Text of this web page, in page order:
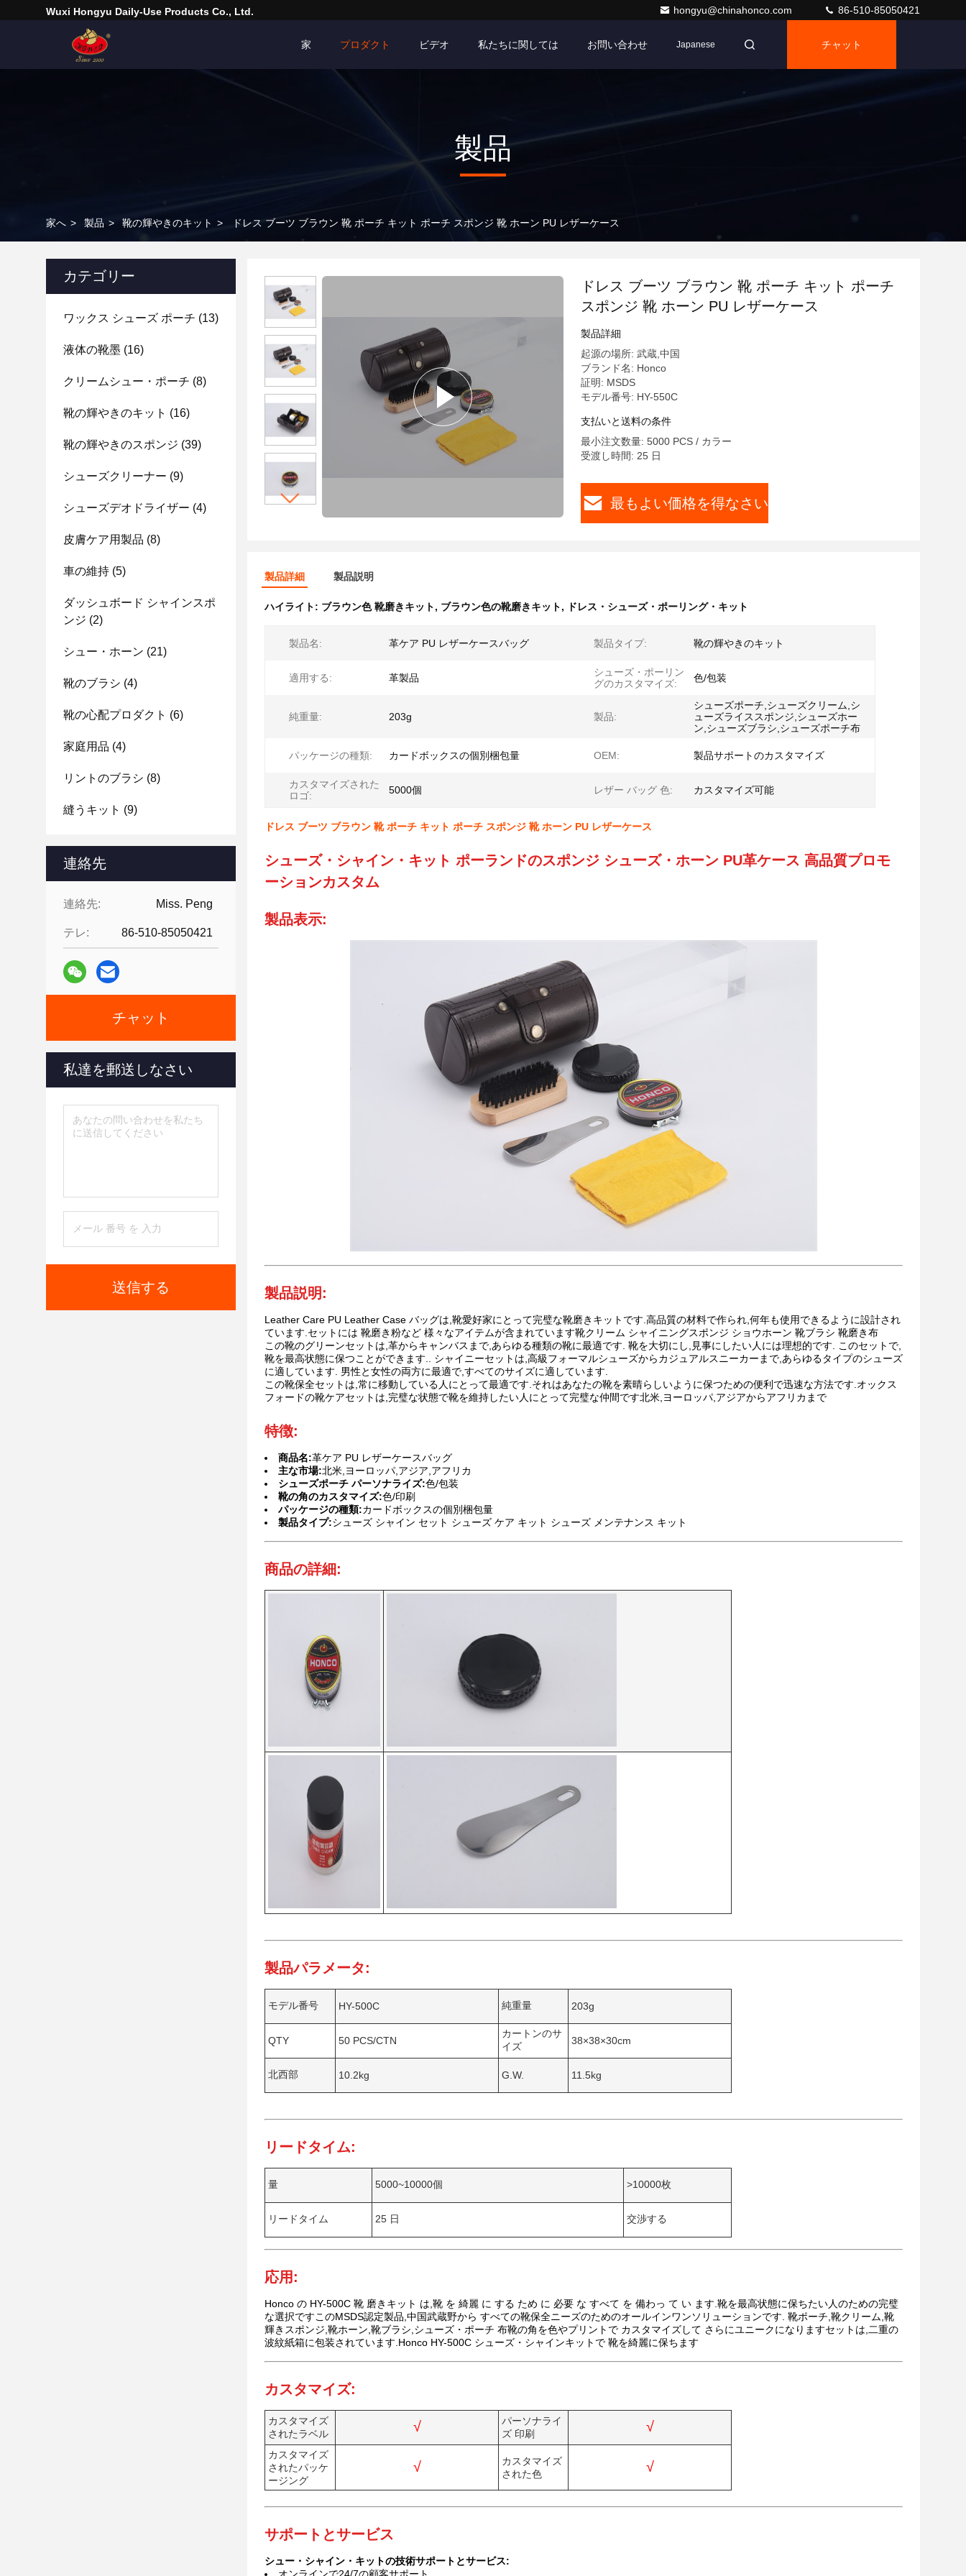
Wuxi Hongyu Daily-Use Products Co., Ltd. hongyu@chinahonco.com 86-510-85050421
家 プロダクト ビデオ 私たちに関しては お問い合わせ Japanese チャット
製品
家へ > 製品 > 靴の輝やきのキット > ドレス ブーツ ブラウン 靴 ポーチ キット ポーチ スポンジ 靴 ホーン PU レザーケース
カテゴリー
ワックス シューズ ポーチ (13)
液体の靴墨 (16)
クリームシュー・ポーチ (8)
靴の輝やきのキット (16)
靴の輝やきのスポンジ (39)
シューズクリーナー (9)
シューズデオドライザー (4)
皮膚ケア用製品 (8)
車の維持 (5)
ダッシュボード シャインスポ
ンジ (2)
シュー・ホーン (21)
靴のブラシ (4)
靴の心配プロダクト (6)
家庭用品 (4)
リントのブラシ (8)
縫うキット (9)
連絡先
連絡先: Miss. Peng
テレ: 86-510-85050421
チャット
私達を郵送しなさい
送信する
ドレス ブーツ ブラウン 靴 ポーチ キット ポーチ
スポンジ 靴 ホーン PU レザーケース
製品詳細
起源の場所: 武蔵,中国
ブランド名: Honco
証明: MSDS
モデル番号: HY-550C
支払いと送料の条件
最小注文数量: 5000 PCS / カラー
受渡し時間: 25 日
最もよい価格を得なさい
製品詳細 製品説明
ハイライト: ブラウン色 靴磨きキット, ブラウン色の靴磨きキット, ドレス・シューズ・ポーリング・キット
製品名: 革ケア PU レザーケースバッグ 製品タイプ: 靴の輝やきのキット
適用する: 革製品
シューズ・ポーリン
グのカスタマイズ:
色/包装
純重量: 203g 製品:
シューズポーチ,シューズクリーム,シ
ューズライススポンジ,シューズホー
ン,シューズブラシ,シューズポーチ布
パッケージの種類: カードボックスの個別梱包量 OEM: 製品サポートのカスタマイズ
カスタマイズされた
ロゴ:
5000個 レザー バッグ 色: カスタマイズ可能
ドレス ブーツ ブラウン 靴 ポーチ キット ポーチ スポンジ 靴 ホーン PU レザーケース
シューズ・シャイン・キット ポーランドのスポンジ シューズ・ホーン PU革ケース 高品質プロモ
ーションカスタム
製品表示:
製品説明:
Leather Care PU Leather Case バッグは,靴愛好家にとって完璧な靴磨きキットです.高品質の材料で作られ,何年も使用できるように設計され
ています.セットには 靴磨き粉など 様々なアイテムが含まれています靴クリーム シャイニングスポンジ ショウホーン 靴ブラシ 靴磨き布
この靴のグリーンセットは,革からキャンバスまで,あらゆる種類の靴に最適です. 靴を大切にし,見事にしたい人には理想的です. このセットで,
靴を最高状態に保つことができます.. シャイニーセットは,高級フォーマルシューズからカジュアルスニーカーまで,あらゆるタイプのシューズ
に適しています. 男性と女性の両方に最適で,すべてのサイズに適しています.
この靴保全セットは,常に移動している人にとって最適です.それはあなたの靴を素晴らしいように保つための便利で迅速な方法です.オックス
フォードの靴ケアセットは,完璧な状態で靴を維持したい人にとって完璧な仲間です北米,ヨーロッパ,アジアからアフリカまで
特徴:
商品名:革ケア PU レザーケースバッグ
主な市場:北米,ヨーロッパ,アジア,アフリカ
シューズポーチ パーソナライズ:色/包装
靴の角のカスタマイズ:色/印刷
パッケージの種類:カードボックスの個別梱包量
製品タイプ:シューズ シャイン セット シューズ ケア キット シューズ メンテナンス キット
商品の詳細:
製品パラメータ:
モデル番号 HY-500C 純重量 203g
QTY 50 PCS/CTN
カートンのサ
イズ
38×38×30cm
北西部 10.2kg G.W. 11.5kg
リードタイム:
量 5000~10000個 >10000枚
リードタイム 25 日 交渉する
応用:
Honco の HY-500C 靴 磨きキット は,靴 を 綺麗 に する ため に 必要 な すべて を 備わっ て い ます.靴を最高状態に保ちたい人のための完璧
な選択ですこのMSDS認定製品,中国武蔵野から すべての靴保全ニーズのためのオールインワンソリューションです. 靴ポーチ,靴クリーム,靴
輝きスポンジ,靴ホーン,靴ブラシ,シューズ・ポーチ 布靴の角を色やプリントで カスタマイズして さらにユニークになりますセットは,二重の
波紋紙箱に包装されています.Honco HY-500C シューズ・シャインキットで 靴を綺麗に保ちます
カスタマイズ:
カスタマイズ
されたラベル
√
パーソナライ
ズ 印刷
√
カスタマイズ
されたパッケ
ージング
√
カスタマイズ
された色
√
サポートとサービス
シュー・シャイン・キットの技術サポートとサービス: